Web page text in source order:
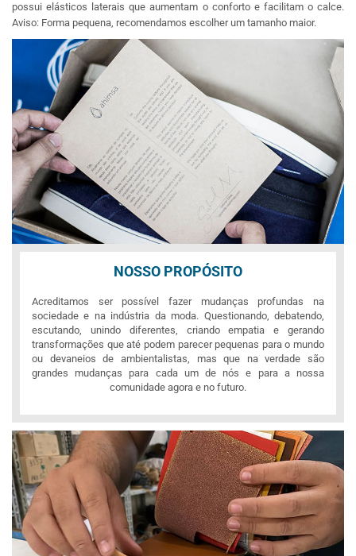
possui elásticos laterais que aumentam o conforto e facilitam o calce.
Aviso: Forma pequena, recomendamos escolher um tamanho maior.
NOSSO PROPÓSITO
Acreditamos ser possível fazer mudanças profundas na
sociedade e na indústria da moda. Questionando, debatendo,
escutando, unindo diferentes, criando empatia e gerando
transformações que até podem parecer pequenas para o mundo
ou devaneios de ambientalistas, mas que na verdade são
grandes mudanças para cada um de nós e para a nossa
comunidade agora e no futuro.